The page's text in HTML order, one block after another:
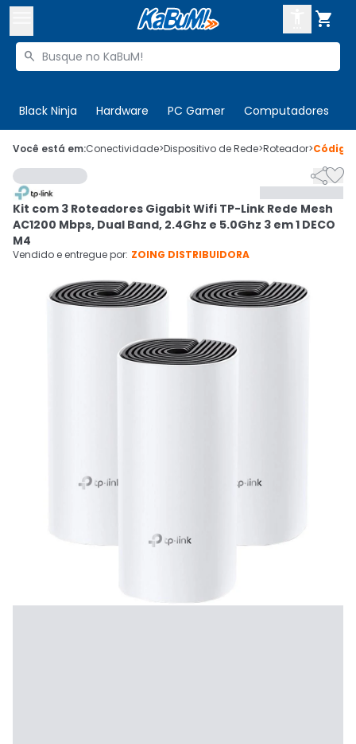

Buscar produtos

Black Ninja Hardware PC Gamer Computadores
 Olá. Acesse sua conta
 Departamentos
Cupons
Mais Vendidos
Ativar tradutor em libras
CADASTRE-SE
Você está em:Conectividade>Dispositivo de Rede>Roteador>Código

Kit com 3 Roteadores Gigabit Wifi TP-Link Rede Mesh
AC1200 Mbps, Dual Band, 2.4Ghz e 5.0Ghz 3 em 1 DECO
M4
Vendido e entregue por: ZOING DISTRIBUIDORA